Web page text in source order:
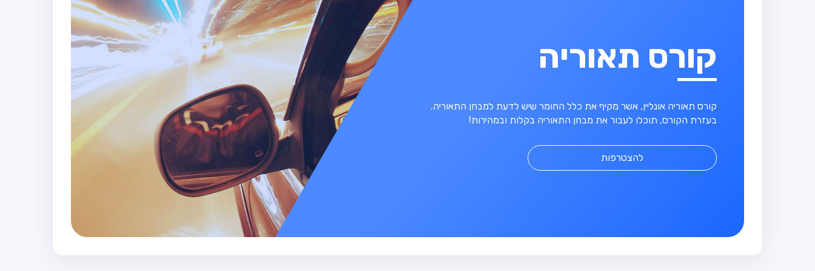
קורס תאוריה
קורס תאוריה אונליין, אשר מקיף את כלל החומר שיש לדעת למבחן התאוריה.
בעזרת הקורס, תוכלו לעבור את מבחן התאוריה בקלות ובמהירות!
להצטרפות